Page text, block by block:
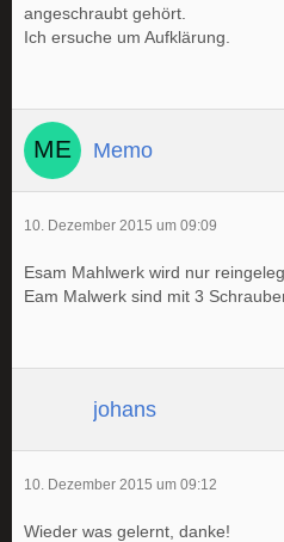
angeschraubt gehört.
Ich ersuche um Aufklärung.
Memo
10. Dezember 2015 um 09:09
Esam Mahlwerk wird nur
Eam Malwerk sind mit 3
johans
10. Dezember 2015 um 09:12
Wieder was gelernt, danke!